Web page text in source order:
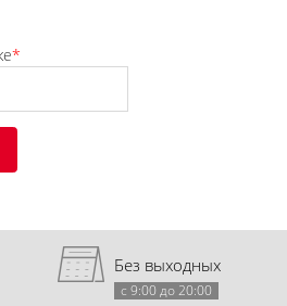
*
Без выходных
с 9:00 до 20:00